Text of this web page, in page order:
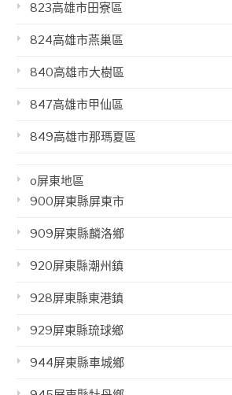
823高雄市田寮區
824高雄市燕巢區
840高雄市大樹區
847高雄市甲仙區
849高雄市那瑪夏區
o屏東地區
900屏東縣屏東市
909屏東縣麟洛鄉
920屏東縣潮州鎮
928屏東縣東港鎮
929屏東縣琉球鄉
944屏東縣車城鄉